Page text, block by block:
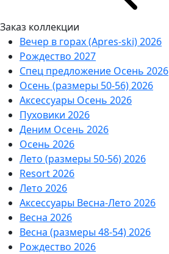
Заказ коллекции
Вечер в горах (Apres-ski) 2026
Рождество 2027
Спец предложение Осень 2026
Осень (размеры 50-56) 2026
Аксессуары Осень 2026
Пуховики 2026
Деним Осень 2026
Осень 2026
Лето (размеры 50-56) 2026
Resort 2026
Лето 2026
Аксессуары Весна-Лето 2026
Весна 2026
Весна (размеры 48-54) 2026
Рождество 2026